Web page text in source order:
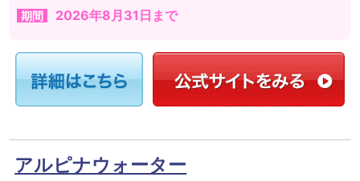
期間 2026年8月31日まで
アルピナウォーター